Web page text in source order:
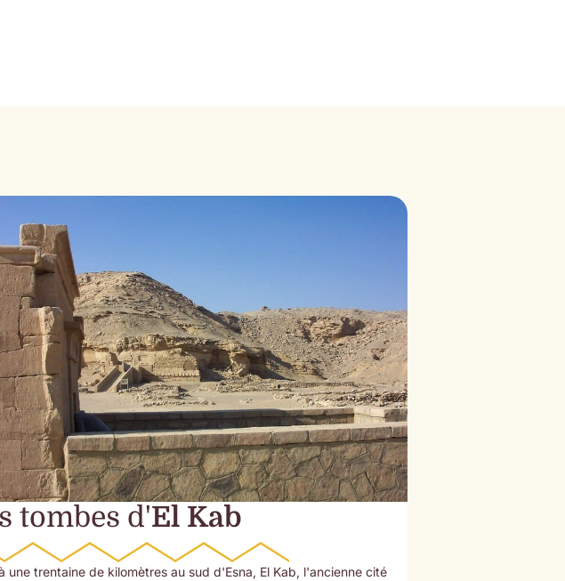
tombes d'El Kab
une trentaine de kilomètres au sud d'Esna, El Kab, l'ancienne cité